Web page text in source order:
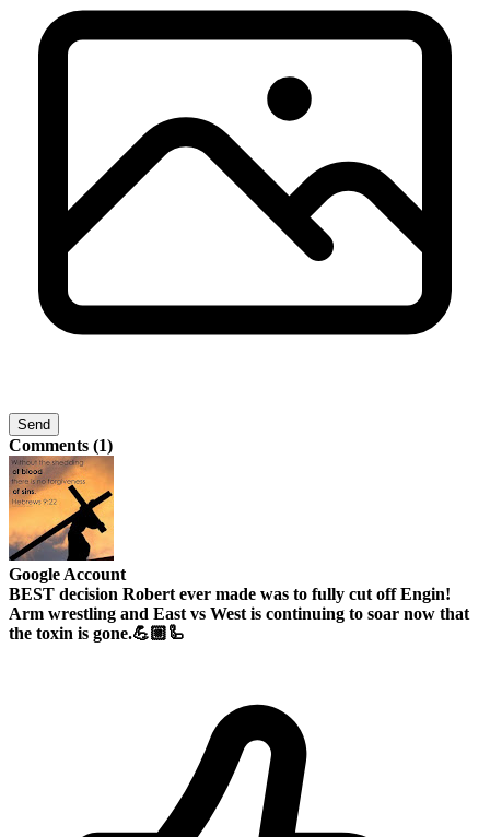
Send
Comments (1)
Google Account
BEST decision Robert ever made was to fully cut off Engin!
Arm wrestling and East vs West is continuing to soar now that
the toxin is gone.💪🏼🦾